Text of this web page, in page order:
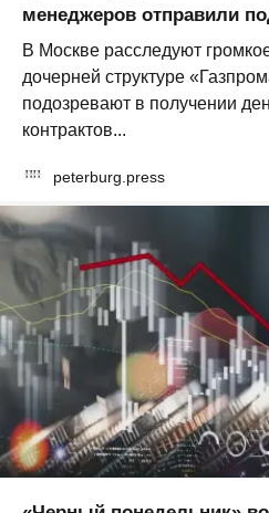
менеджеров отправили
В Москве расследуют
дочерней структуре
подозревают в получении
контрактов...
peterburg.press